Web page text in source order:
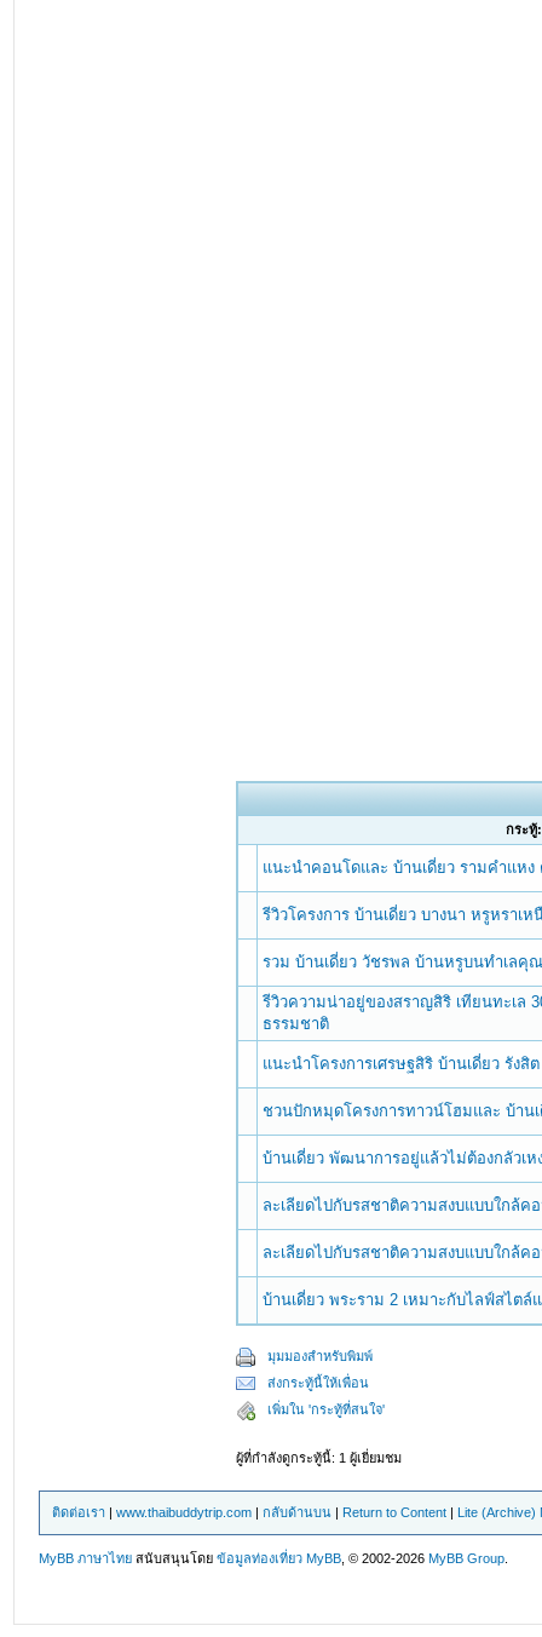
กระทู้:
แนะนำคอนโดและ บ้านเดี่ยว รามคำแห
รีวิวโครงการ บ้านเดี่ยว บางนา หรูหรา
รวม บ้านเดี่ยว วัชรพล บ้านหรูบนทำเลคุ
รีวิวความน่าอยู่ของสราญสิริ เทียนทะเล
ธรรมชาติ
แนะนำโครงการเศรษฐสิริ บ้านเดี่ยว รัง
ชวนปักหมุดโครงการทาวน์โฮมและ บ้าน
บ้านเดี่ยว พัฒนาการอยู่แล้วไม่ต้องกลัวเ
ละเลียดไปกับรสชาติความสงบแบบใกล้ค
ละเลียดไปกับรสชาติความสงบแบบใกล้ค
บ้านเดี่ยว พระราม 2 เหมาะกับไลฟ์สไต
มุมมองสำหรับพิมพ์
ส่งกระทู้นี้ให้เพื่อน
เพิ่มใน 'กระทู้ที่สนใจ'
ผู้ที่กำลังดูกระทู้นี้: 1 ผู้เยี่ยมชม
ติดต่อเรา |www.thaibuddytrip.com |กลับด้านบน | Return to Content | Lite (Archive)
MyBB ภาษาไทย สนับสนุนโดยข้อมูลท่องเที่ยว MyBB , © 2002-2026MyBB Group